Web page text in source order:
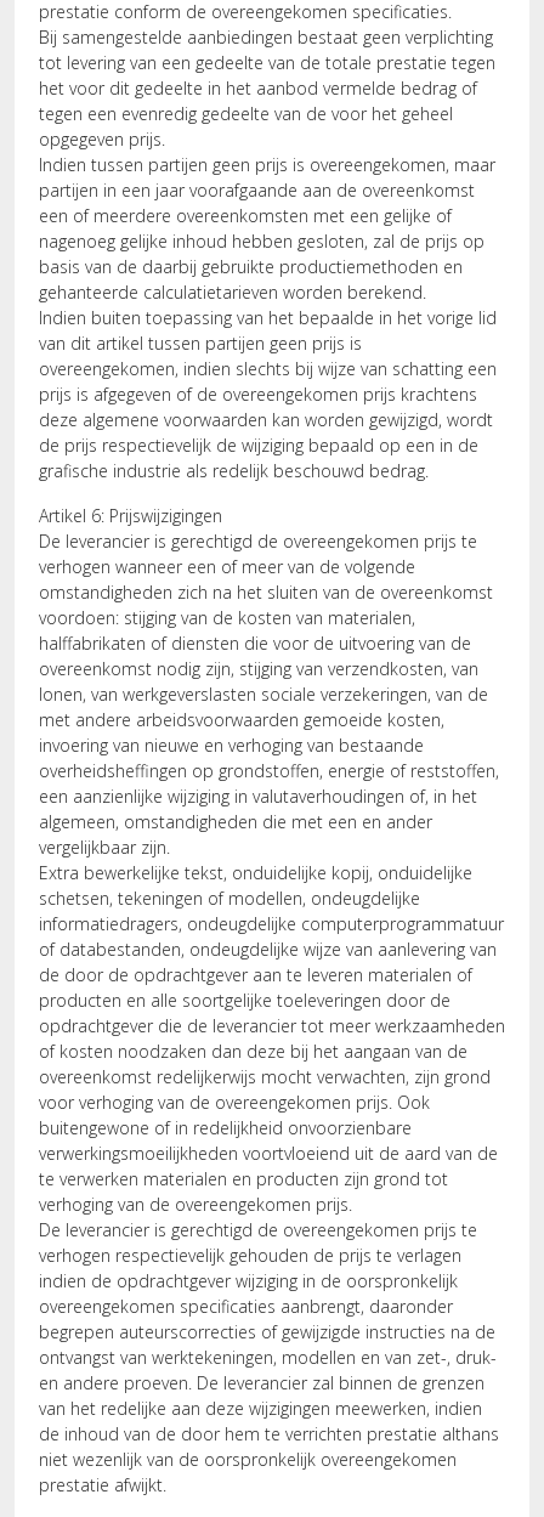
prestatie conform de overeengekomen specificaties.
Bij samengestelde aanbiedingen bestaat geen verplichting
tot levering van een gedeelte van de totale prestatie tegen
het voor dit gedeelte in het aanbod vermelde bedrag of
tegen een evenredig gedeelte van de voor het geheel
opgegeven prijs.
Indien tussen partijen geen prijs is overeengekomen, maar
partijen in een jaar voorafgaande aan de overeenkomst
een of meerdere overeenkomsten met een gelijke of
nagenoeg gelijke inhoud hebben gesloten, zal de prijs op
basis van de daarbij gebruikte productiemethoden en
gehanteerde calculatietarieven worden berekend.
Indien buiten toepassing van het bepaalde in het vorige lid
van dit artikel tussen partijen geen prijs is
overeengekomen, indien slechts bij wijze van schatting een
prijs is afgegeven of de overeengekomen prijs krachtens
deze algemene voorwaarden kan worden gewijzigd, wordt
de prijs respectievelijk de wijziging bepaald op een in de
grafische industrie als redelijk beschouwd bedrag.
Artikel 6: Prijswijzigingen
De leverancier is gerechtigd de overeengekomen prijs te
verhogen wanneer een of meer van de volgende
omstandigheden zich na het sluiten van de overeenkomst
voordoen: stijging van de kosten van materialen,
halffabrikaten of diensten die voor de uitvoering van de
overeenkomst nodig zijn, stijging van verzendkosten, van
lonen, van werkgeverslasten sociale verzekeringen, van de
met andere arbeidsvoorwaarden gemoeide kosten,
invoering van nieuwe en verhoging van bestaande
overheidsheffingen op grondstoffen, energie of reststoffen,
een aanzienlijke wijziging in valutaverhoudingen of, in het
algemeen, omstandigheden die met een en ander
vergelijkbaar zijn.
Extra bewerkelijke tekst, onduidelijke kopij, onduidelijke
schetsen, tekeningen of modellen, ondeugdelijke
informatiedragers, ondeugdelijke computerprogrammatuur
of databestanden, ondeugdelijke wijze van aanlevering van
de door de opdrachtgever aan te leveren materialen of
producten en alle soortgelijke toeleveringen door de
opdrachtgever die de leverancier tot meer werkzaamheden
of kosten noodzaken dan deze bij het aangaan van de
overeenkomst redelijkerwijs mocht verwachten, zijn grond
voor verhoging van de overeengekomen prijs. Ook
buitengewone of in redelijkheid onvoorzienbare
verwerkingsmoeilijkheden voortvloeiend uit de aard van de
te verwerken materialen en producten zijn grond tot
verhoging van de overeengekomen prijs.
De leverancier is gerechtigd de overeengekomen prijs te
verhogen respectievelijk gehouden de prijs te verlagen
indien de opdrachtgever wijziging in de oorspronkelijk
overeengekomen specificaties aanbrengt, daaronder
begrepen auteurscorrecties of gewijzigde instructies na de
ontvangst van werktekeningen, modellen en van zet-, druk-
en andere proeven. De leverancier zal binnen de grenzen
van het redelijke aan deze wijzigingen meewerken, indien
de inhoud van de door hem te verrichten prestatie althans
niet wezenlijk van de oorspronkelijk overeengekomen
prestatie afwijkt.